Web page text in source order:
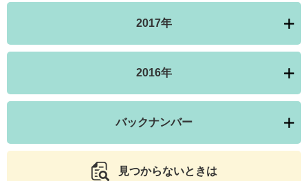
2017年
2016年
バックナンバー
見つからないときは